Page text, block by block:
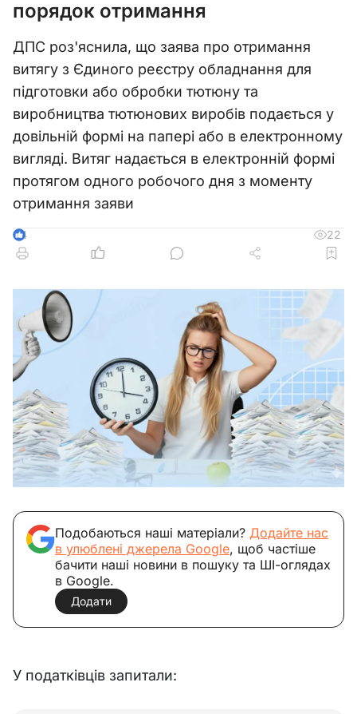
порядок отримання
ДПС роз'яснила, що заява про отримання
витягу з Єдиного реєстру обладнання для
підготовки або обробки тютюну та
виробництва тютюнових виробів подається у
довільній формі на папері або в електронному
вигляді. Витяг надається в електронній формі
протягом одного робочого дня з моменту
отримання заяви
4 22
Подобаються наші матеріали? Додайте нас
в улюблені джерела Google, щоб частіше
бачити наші новини в пошуку та ШІ-оглядах
в Google.
Додати
У податківців запитали: